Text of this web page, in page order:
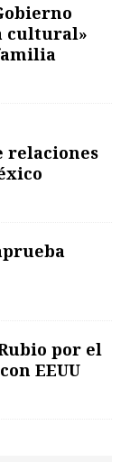
cultural»
relaciones
por el
EEUU